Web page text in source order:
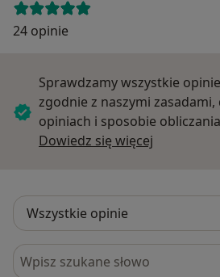
24 opinie
Sprawdzamy wszystkie
zgodnie z naszymi
opiniach i sposobie
Dowiedz się więcej
Szukaj w opiniach